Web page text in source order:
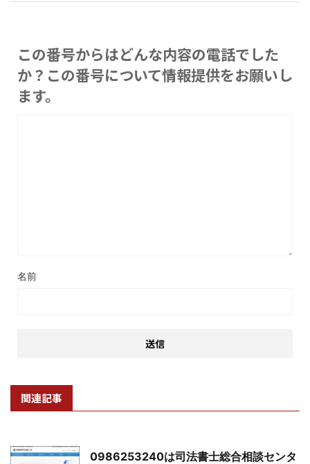
この番号からはどんな内容の電話でした
か？この番号について情報提供をお願いし
ます。
名前
関連記事
0986253240は司法書士総合相談センタ